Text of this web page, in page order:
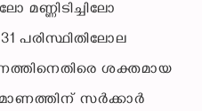
പരിസ്ഥിതിലോല
ശക്തമായ
സർക്കാർ